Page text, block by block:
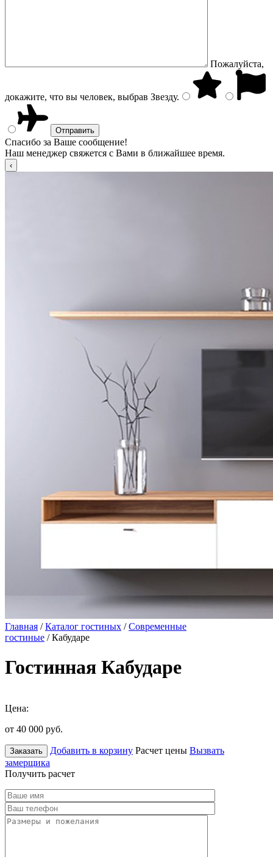
Пожалуйста,
докажите, что вы человек, выбрав Звезду.
Спасибо за Ваше сообщение!
Наш менеджер свяжется с Вами в ближайшее время.
Главная /Каталог гостиных /Современные
гостиные / Кабударе
Гостинная Кабударе
Цена:
от 40 000 руб.
Заказать Добавить в корзину Расчет цены Вызвать
замерщика
Получить расчет